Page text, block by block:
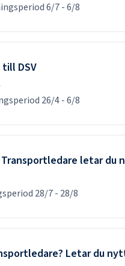
6/7-6/8
DSV
26/4-6/8
letar du
28/7- 28/8
Letar du